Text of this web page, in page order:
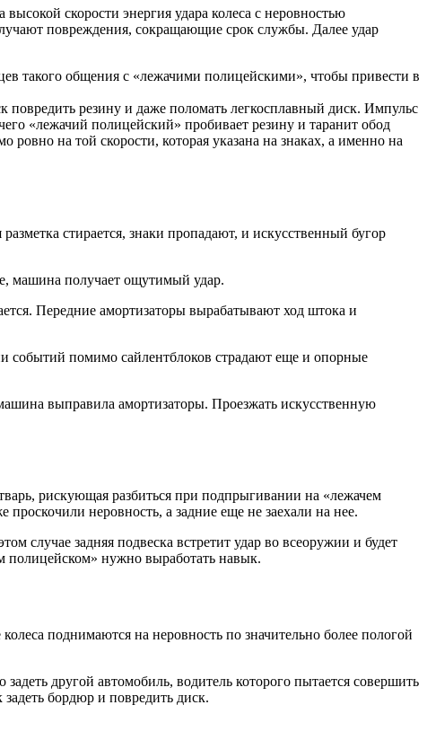
скорости энергия удара колеса с неровностью
повреждения, сокращающие срок службы. Далее удар
такого общения с «лежачими полицейскими», чтобы привести в
резину и даже поломать легкосплавный диск. Импульс
«лежачий полицейский» пробивает резину и таранит обод
на той скорости, которая указана на знаках, а именно на
стирается, знаки пропадают, и искусственный бугор
машина получает ощутимый удар.
Передние амортизаторы вырабатывают ход штока и
событий помимо сайлентблоков страдают еще и опорные
выправила амортизаторы. Проезжать искусственную
рискующая разбиться при подпрыгивании на «лежачем
неровность, а задние еще не заехали на нее.
случае задняя подвеска встретит удар во всеоружии и будет
полицейском» нужно выработать навык.
поднимаются на неровность по значительно более пологой
другой автомобиль, водитель которого пытается совершить
бордюр и повредить диск.